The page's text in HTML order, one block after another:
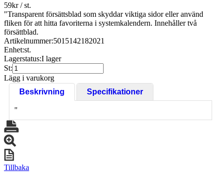
59kr/ st.
"Transparent försättsblad som skyddar viktiga sidor eller använd
fliken för att hitta favoriterna i systemkalendern. Innehåller två
försättblad.
Artikelnummer:5015142182021
Enhet:st.
Lagerstatus:I lager
St:
Lägg i varukorg
Beskrivning
Specifikationer
"
Tillbaka